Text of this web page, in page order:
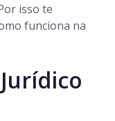
isso te
funciona na